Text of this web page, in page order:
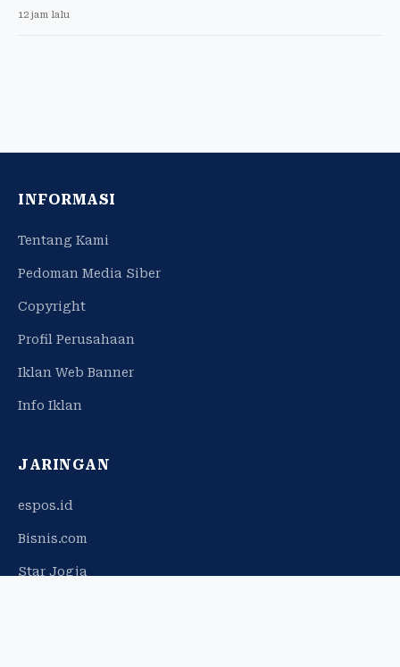
12 jam lalu
INFORMASI
Tentang Kami
Pedoman Media Siber
Copyright
Profil Perusahaan
Iklan Web Banner
Info Iklan
JARINGAN
espos.id
Bisnis.com
Star Jogja